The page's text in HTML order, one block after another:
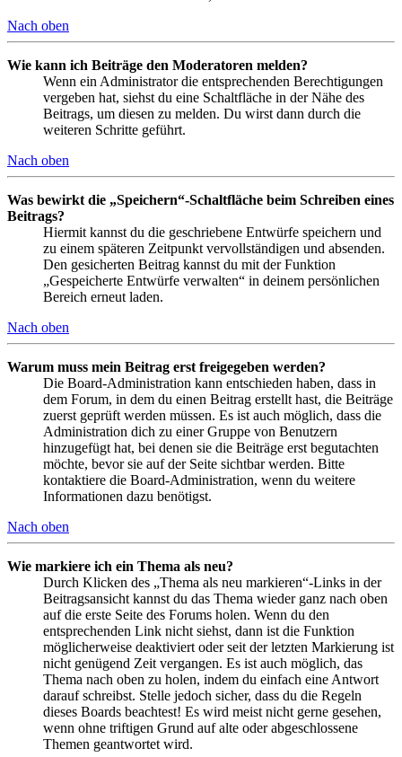
Nach oben
Wie kann ich Beiträge den Moderatoren melden?
Wenn ein Administrator die entsprechenden Berechtigungen
vergeben hat, siehst du eine Schaltfläche in der Nähe des
Beitrags, um diesen zu melden. Du wirst dann durch die
weiteren Schritte geführt.
Nach oben
Was bewirkt die „Speichern“-Schaltfläche beim Schreiben eines
Beitrags?
Hiermit kannst du die geschriebene Entwürfe speichern und
zu einem späteren Zeitpunkt vervollständigen und absenden.
Den gesicherten Beitrag kannst du mit der Funktion
„Gespeicherte Entwürfe verwalten“ in deinem persönlichen
Bereich erneut laden.
Nach oben
Warum muss mein Beitrag erst freigegeben werden?
Die Board-Administration kann entschieden haben, dass in
dem Forum, in dem du einen Beitrag erstellt hast, die Beiträge
zuerst geprüft werden müssen. Es ist auch möglich, dass die
Administration dich zu einer Gruppe von Benutzern
hinzugefügt hat, bei denen sie die Beiträge erst begutachten
möchte, bevor sie auf der Seite sichtbar werden. Bitte
kontaktiere die Board-Administration, wenn du weitere
Informationen dazu benötigst.
Nach oben
Wie markiere ich ein Thema als neu?
Durch Klicken des „Thema als neu markieren“-Links in der
Beitragsansicht kannst du das Thema wieder ganz nach oben
auf die erste Seite des Forums holen. Wenn du den
entsprechenden Link nicht siehst, dann ist die Funktion
möglicherweise deaktiviert oder seit der letzten Markierung ist
nicht genügend Zeit vergangen. Es ist auch möglich, das
Thema nach oben zu holen, indem du einfach eine Antwort
darauf schreibst. Stelle jedoch sicher, dass du die Regeln
dieses Boards beachtest! Es wird meist nicht gerne gesehen,
wenn ohne triftigen Grund auf alte oder abgeschlossene
Themen geantwortet wird.